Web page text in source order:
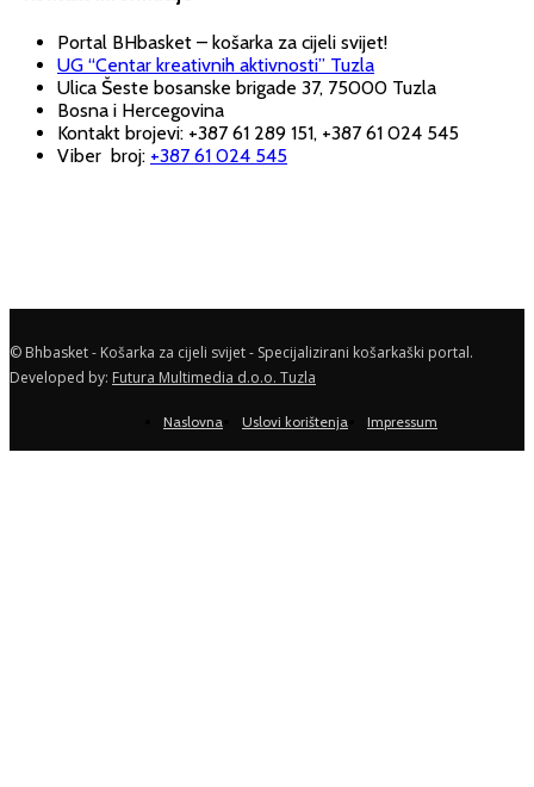
Portal BHbasket – košarka za cijeli svijet!
UG “Centar kreativnih aktivnosti” Tuzla
Ulica Šeste bosanske brigade 37, 75000 Tuzla
Bosna i Hercegovina
Kontakt brojevi: +387 61 289 151, +387 61 024 545
Viber broj: +387 61 024 545
© Bhbasket - Košarka za cijeli svijet - Specijalizirani košarkaški portal.
Developed by: Futura Multimedia d.o.o. Tuzla
Naslovna Uslovi korištenja Impressum